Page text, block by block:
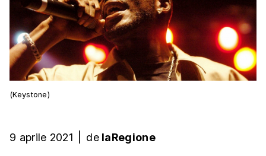
(Keystone)
9 aprile 2021 de laRegione